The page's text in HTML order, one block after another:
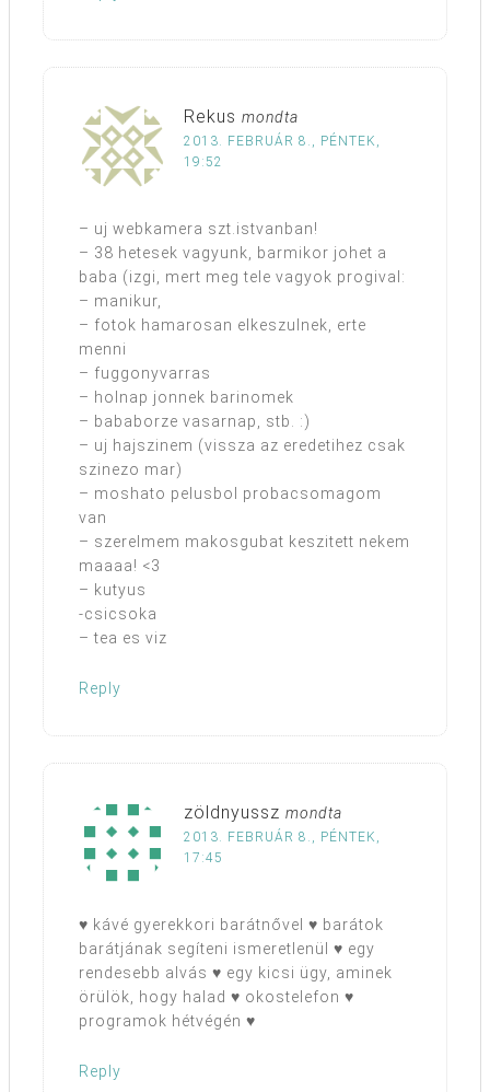
Rekus mondta
2013. FEBRUÁR 8., PÉNTEK,
19:52
– uj webkamera szt.istvanban!
– 38 hetesek vagyunk, barmikor johet a
baba (izgi, mert meg tele vagyok progival:
– manikur,
– fotok hamarosan elkeszulnek, erte
menni
– fuggonyvarras
– holnap jonnek barinomek
– bababorze vasarnap, stb. :)
– uj hajszinem (vissza az eredetihez csak
szinezo mar)
– moshato pelusbol probacsomagom
van
– szerelmem makosgubat keszitett nekem
maaaa! <3
– kutyus
-csicsoka
– tea es viz
Reply
zöldnyussz mondta
2013. FEBRUÁR 8., PÉNTEK,
17:45
♥ kávé gyerekkori barátnővel ♥ barátok
barátjának segíteni ismeretlenül ♥ egy
rendesebb alvás ♥ egy kicsi ügy, aminek
örülök, hogy halad ♥ okostelefon ♥
programok hétvégén ♥
Reply